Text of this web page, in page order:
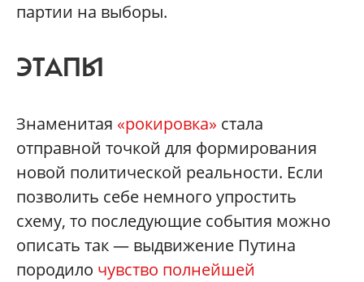
партии на выборы.
ЭТАПЫ
Знаменитая «рокировка» стала
отправной точкой для формирования
новой политической реальности. Если
позволить себе немного упростить
схему, то последующие события можно
описать так — выдвижение Путина
породило чувство полнейшей